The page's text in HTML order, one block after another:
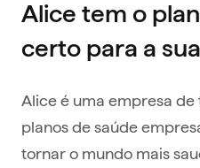
Alice tem o
certo para a
Alice é uma empresa
planos de saúde
tornar o mundo mais